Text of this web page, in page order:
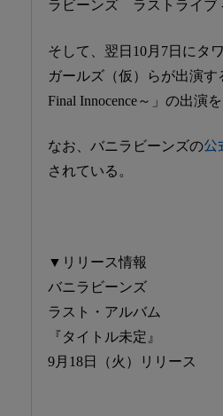
ラビーンズ ラストライブ -
そして、翌日10月7日にタ
ガールズ（仮）らが出演す
Final Innocence～」の出演
なお、バニラビーンズの公
されている。
▼リリース情報
バニラビーンズ
ラスト・アルバム
『タイトル未定』
9月18日（火）リリース